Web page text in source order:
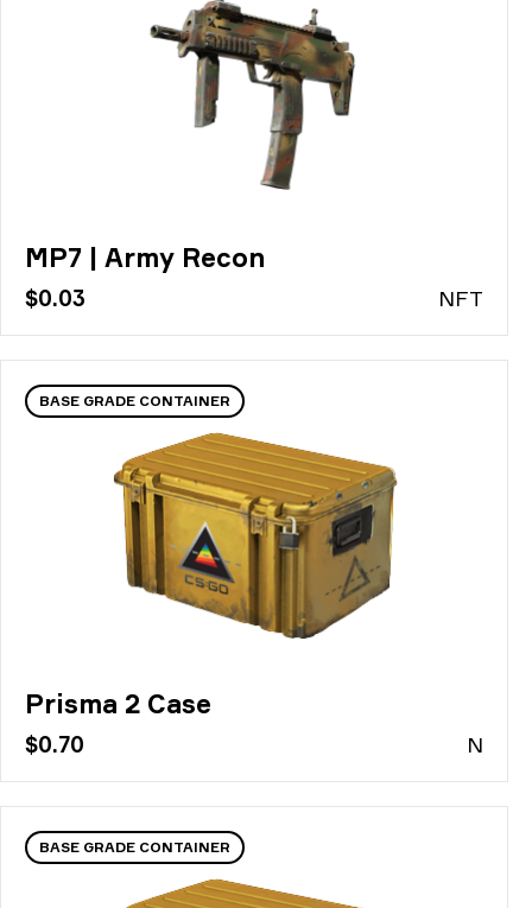
MP7 | Army Recon
$0.03 NFT
BASE GRADE CONTAINER
Prisma 2 Case
$0.70 N
BASE GRADE CONTAINER